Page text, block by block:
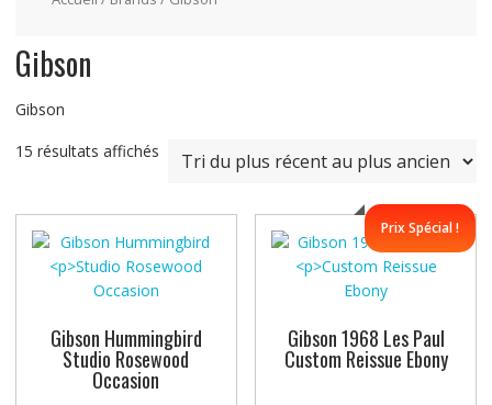
Gibson
Gibson
15 résultats affichésTrié
récent
au
plus
ancien
Gibson Hummingbird
Studio Rosewood
Occasion
Prix Spécial !
Gibson 1968 Les Paul
Custom Reissue Ebony